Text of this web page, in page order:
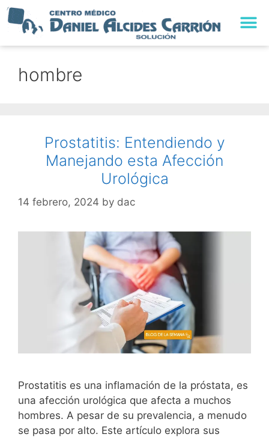
hombre
Prostatitis: Entendiendo y
Manejando esta Afección
Urológica
14 febrero, 2024 by dac
Prostatitis es una inflamación de la próstata, es
una afección urológica que afecta a muchos
hombres. A pesar de su prevalencia, a menudo
se pasa por alto. Este artículo explora sus